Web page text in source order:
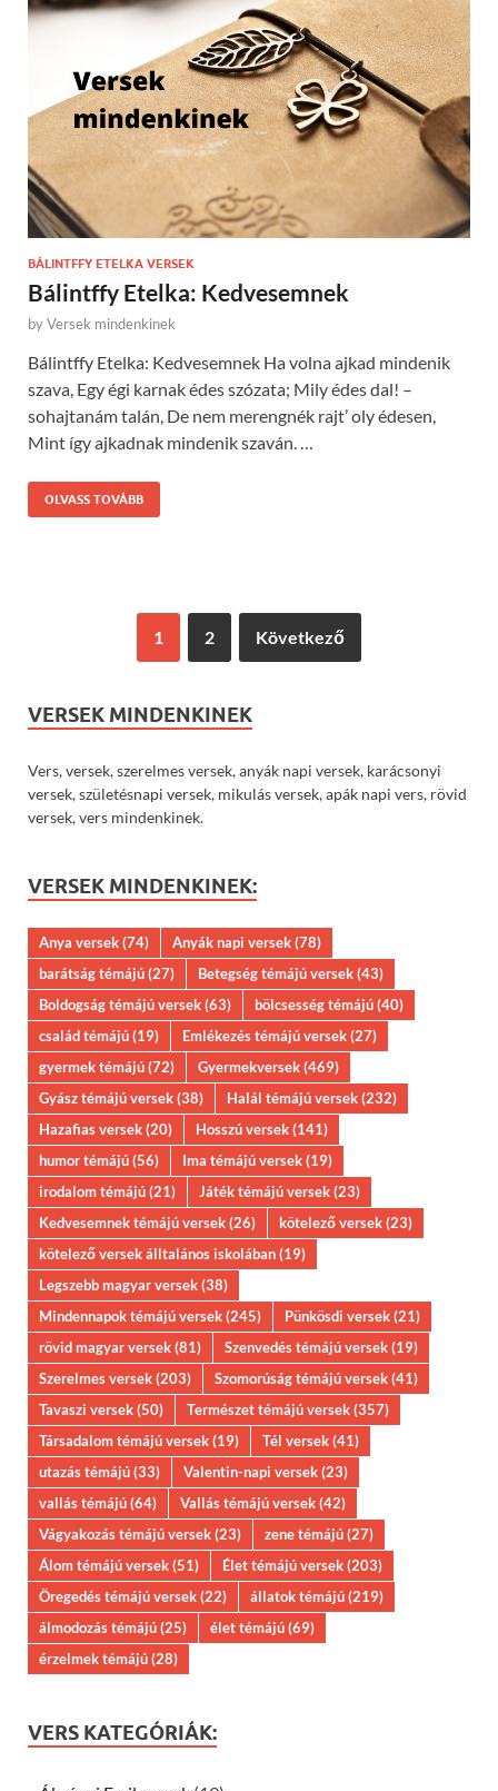
BÁLINTFFY ETELKA VERSEK
Bálintffy Etelka: Kedvesemnek
byVersek mindenkinek
Bálintffy Etelka: Kedvesemnek Ha volna ajkad mindenik
szava, Egy égi karnak édes szózata; Mily édes dal! –
sohajtanám talán, De nem merengnék rajt’ oly édesen,
Mint így ajkadnak mindenik szaván. …
OLVASS TOVÁBB
1 2 Következő
VERSEK MINDENKINEK
Vers, versek, szerelmes versek, anyák napi versek, karácsonyi
versek, születésnapi versek, mikulás versek, apák napi vers, rövid
versek, vers mindenkinek.
VERSEK MINDENKINEK:
Anya versek(74) Anyák napi versek(78)
barátság témájú(27) Betegség témájú versek(43)
Boldogság témájú versek(63) bölcsesség témájú(40)
család témájú(19) Emlékezés témájú versek(27)
gyermek témájú(72) Gyermekversek(469)
Gyász témájú versek(38) Halál témájú versek(232)
Hazafias versek(20) Hosszú versek(141)
humor témájú(56) Ima témájú versek(19)
irodalom témájú(21) Játék témájú versek(23)
Kedvesemnek témájú versek(26) kötelező versek(23)
kötelező versek álltalános iskolában(19)
Legszebb magyar versek(38)
Mindennapok témájú versek(245) Pünkösdi versek(21)
rövid magyar versek(81) Szenvedés témájú versek(19)
Szerelmes versek(203) Szomorúság témájú versek(41)
Tavaszi versek(50) Természet témájú versek(357)
Társadalom témájú versek(19) Tél versek(41)
utazás témájú(33) Valentin-napi versek(23)
vallás témájú(64) Vallás témájú versek(42)
Vágyakozás témájú versek(23) zene témájú(27)
Álom témájú versek(51) Élet témájú versek(203)
Öregedés témájú versek(22) állatok témájú(219)
álmodozás témájú(25) élet témájú(69)
érzelmek témájú(28)
VERS KATEGÓRIÁK: